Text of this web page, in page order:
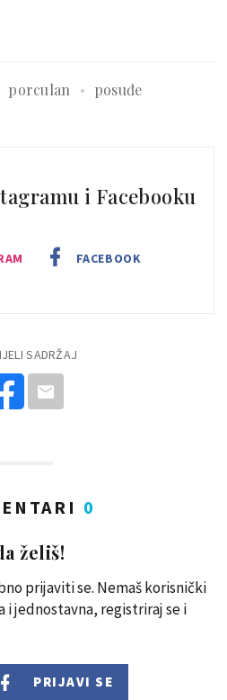
porculan posuđe
i Facebooku
FACEBOOK
SADRŽAJ
0
želiš!
prijaviti se. Nemaš korisnički
i jednostavna, registriraj se i
PRIJAVI SE